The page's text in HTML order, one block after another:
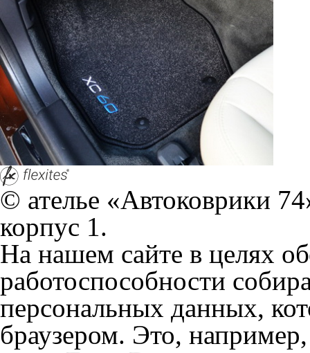
персональных данных,
браузером. Это,
и т.д. Если Вы
согласие на обработку
Положении по обработке
+7 (351) 277 91 67